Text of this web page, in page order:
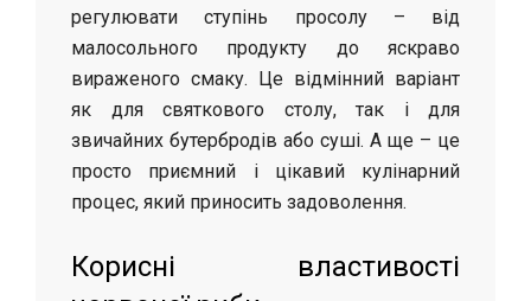
регулювати ступінь просолу – від
малосольного продукту до яскраво
вираженого смаку. Це відмінний варіант
як для святкового столу, так і для
звичайних бутербродів або суші. А ще – це
просто приємний і цікавий кулінарний
процес, який приносить задоволення.
Корисні властивості